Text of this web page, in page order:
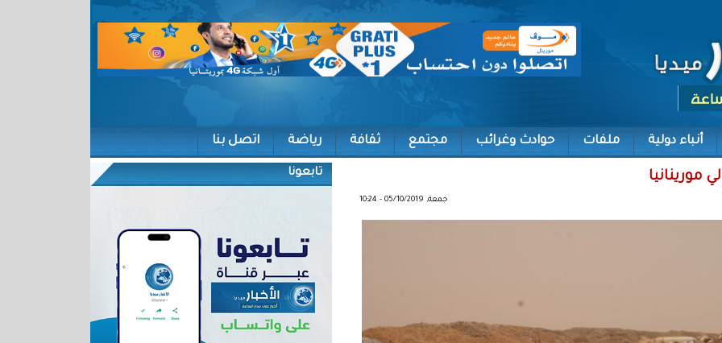
أنباء دولية ملفات حوادث وغرائب مجتمع ثقافة رياضة اتصل بنا
مورينانيا
جمعة, 05/10/2019 - 10:24
تابعونا